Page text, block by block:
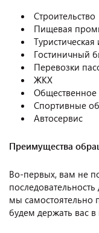
Строительство
Пищевая
Туристическая
Гостиничный
Перевозки
ЖКХ
Общественное
Спортивные
Автосервис
Преимущества
Во-первых, вам не
мы самостоятельно
будем держать вас в